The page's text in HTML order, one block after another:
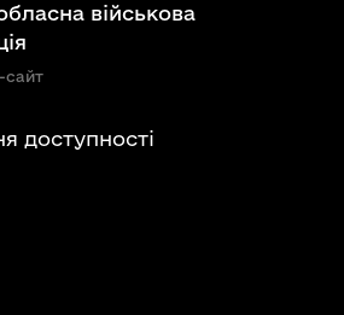
військова
сайт
доступності